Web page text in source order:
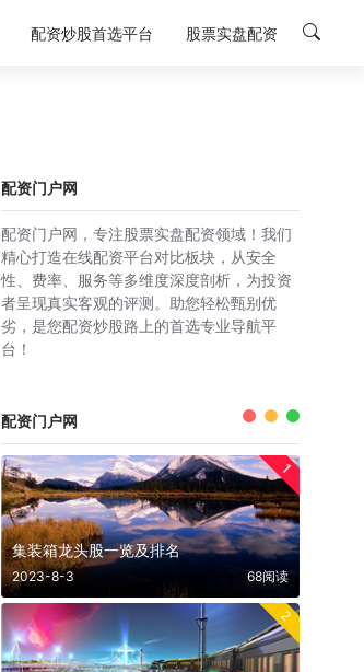
配资炒股首选平台 股票实盘配资
配资门户网
配资门户网，专注股票实盘配资领域！我们
精心打造在线配资平台对比板块，从安全
性、费率、服务等多维度深度剖析，为投资
者呈现真实客观的评测。助您轻松甄别优
劣，是您配资炒股路上的首选专业导航平
台！
配资门户网
1
集装箱龙头股一览及排名
2023-8-3 68阅读
2